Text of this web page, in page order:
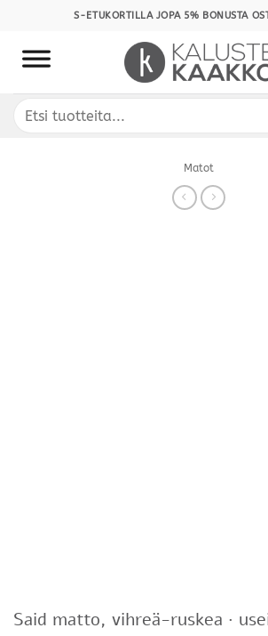
content
S-ETUKORTILLA JOPA 5% BONUSTA
Etsi:
Matot
Said matto, vihreä-ruskea ·